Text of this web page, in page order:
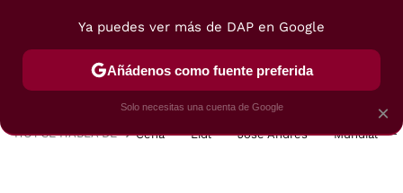
POSTRES VIAJES SELECCIÓN VEGUI
HOY SE HABLA DE Cena Lidl José Andrés Mundial
×
Ya puedes ver más de DAP en Google
Añádenos como fuente preferida
Solo necesitas una cuenta de Google